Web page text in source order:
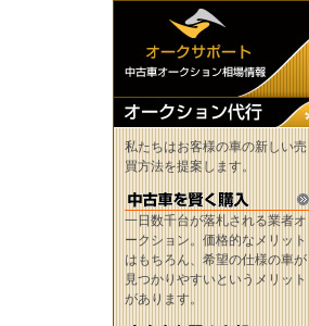
私たちはお客様の車の新しい売
買方法を提案します。
一日数千台が落札される業者オ
ークション。価格的なメリット
はもちろん、希望の仕様の車が
見つかりやすいというメリット
があります。